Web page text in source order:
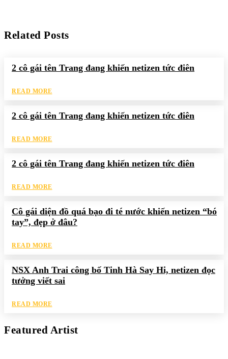
Related Posts
2 cô gái tên Trang đang khiến netizen tức điên
READ MORE
2 cô gái tên Trang đang khiến netizen tức điên
READ MORE
2 cô gái tên Trang đang khiến netizen tức điên
READ MORE
Cô gái diện đồ quá bạo đi té nước khiến netizen “bó
tay”, đẹp ở đâu?
READ MORE
NSX Anh Trai công bố Tinh Hà Say Hi, netizen đọc
tưởng viết sai
READ MORE
Featured Artist